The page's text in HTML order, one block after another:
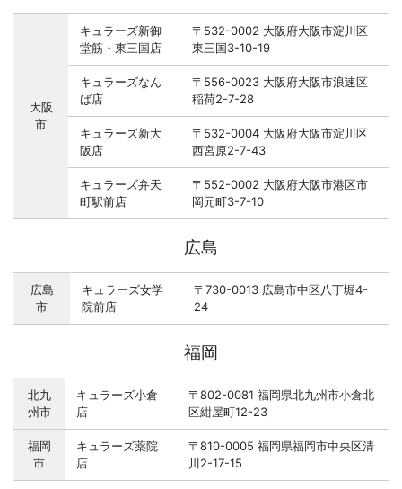
大阪
市
キュラーズ新御
堂筋・東三国店
〒532-0002 大阪府大阪市淀川区
東三国3-10-19
キュラーズなん
ば店
〒556-0023 大阪府大阪市浪速区
稲荷2-7-28
キュラーズ新大
阪店
〒532-0004 大阪府大阪市淀川区
西宮原2-7-43
キュラーズ弁天
町駅前店
〒552-0002 大阪府大阪市港区市
岡元町3-7-10
広島
広島
市
キュラーズ女学
院前店
〒730-0013 広島市中区八丁堀4-
24
福岡
北九
州市
キュラーズ小倉
店
〒802-0081 福岡県北九州市小倉北
区紺屋町12-23
福岡
市
キュラーズ薬院
店
〒810-0005 福岡県福岡市中央区清
川2-17-15